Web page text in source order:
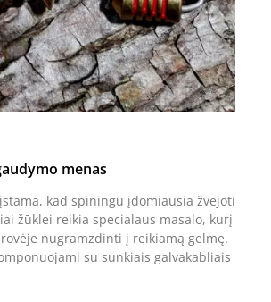
menas
kad spiningu įdomiausia žvejoti
žūklei reikia specialaus masalo, kurį
nugramzdinti į reikiamą gelmę.
su sunkiais galvakabliais